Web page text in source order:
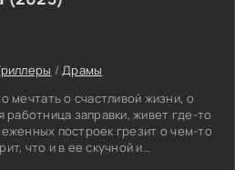
/Драмы
о счастливой жизни, о
работница заправки, живет где-то
построек грезит о чем-то
что и в ее скучной и